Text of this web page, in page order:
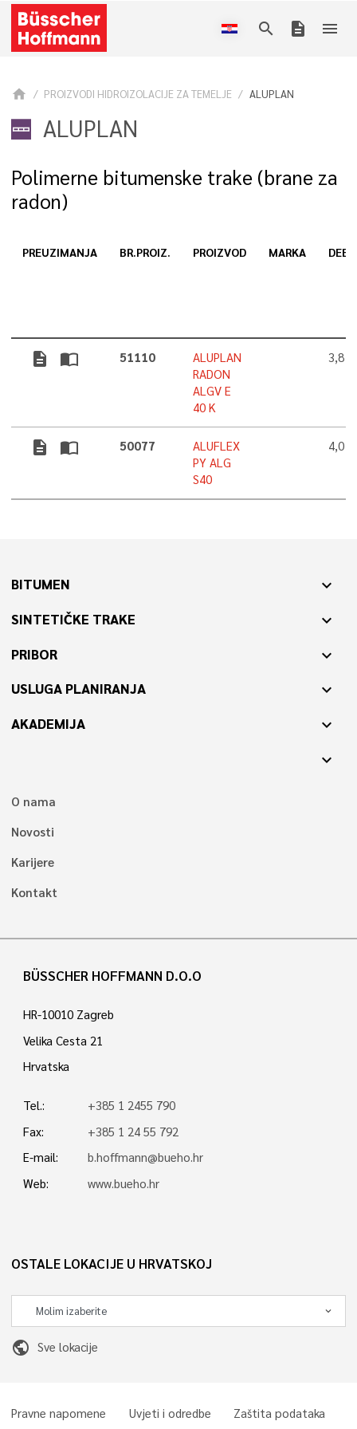
search description menu
home PROIZVODI HIDROIZOLACIJE ZA TEMELJE ALUPLAN
ALUPLAN
Polimerne bitumenske trake (brane za
radon)
PREUZIMANJA BR.PROIZ. PROIZVOD MARKA
description import_contacts 51110
ALUPLAN
RADON
ALGV E
40 K
3,8
description import_contacts 50077
ALUFLEX
PY ALG
S40
4,0
BITUMEN expand_more
SINTETIČKE TRAKE expand_more
PRIBOR expand_more
USLUGA PLANIRANJA expand_more
AKADEMIJA
expand_more
expand_more
O nama
Novosti
Karijere
Kontakt
BÜSSCHER HOFFMANN D.O.O
HR-10010 Zagreb
Velika Cesta 21
Hrvatska
Tel.:
+385 1 2455 790
Fax:
+385 1 24 55 792
E-mail:
b.hoffmann@bueho.hr
Web:
www.bueho.hr
OSTALE LOKACIJE U HRVATSKOJ
public Sve lokacije
Pravne napomene Uvjeti i odredbe Zaštita podataka